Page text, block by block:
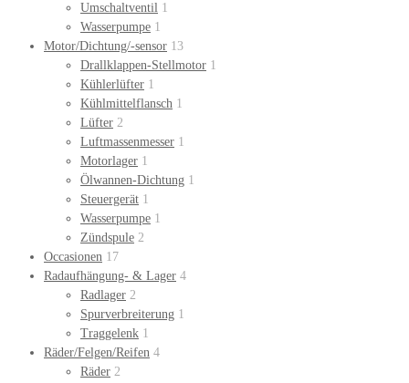
Umschaltventil 1
Wasserpumpe 1
Motor/Dichtung/-sensor 13
Drallklappen-Stellmotor 1
Kühlerlüfter 1
Kühlmittelflansch 1
Lüfter 2
Luftmassenmesser 1
Motorlager 1
Ölwannen-Dichtung 1
Steuergerät 1
Wasserpumpe 1
Zündspule 2
Occasionen 17
Radaufhängung- & Lager 4
Radlager 2
Spurverbreiterung 1
Traggelenk 1
Räder/Felgen/Reifen 4
Räder 2